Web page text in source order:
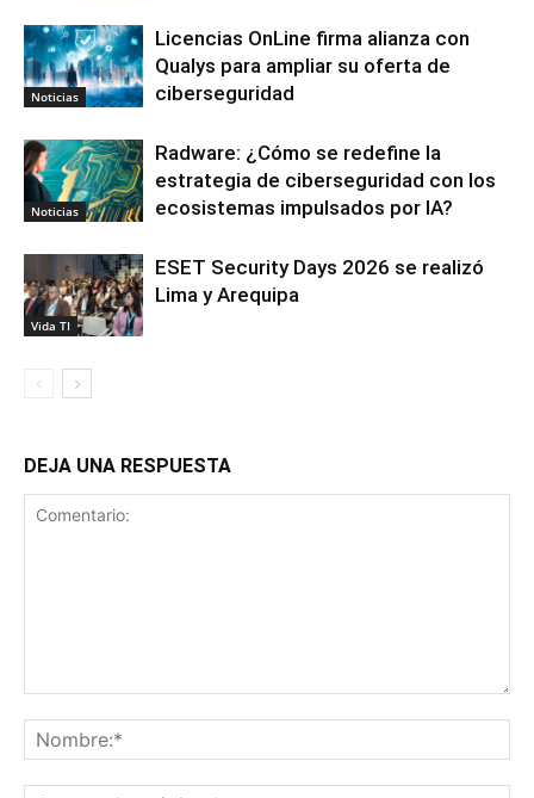
Noticias
Licencias OnLine firma alianza con
Qualys para ampliar su oferta de
ciberseguridad
Noticias
Radware: ¿Cómo se redefine la
estrategia de ciberseguridad con los
ecosistemas impulsados por IA?
Vida TI
ESET Security Days 2026 se realizó
Lima y Arequipa
DEJA UNA RESPUESTA